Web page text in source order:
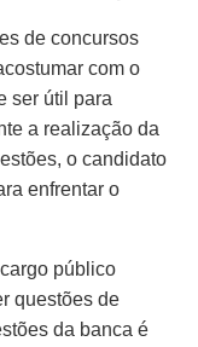
de concursos
com o
ser útil para
a realização da
o candidato
enfrentar o
público
questões de
da banca é